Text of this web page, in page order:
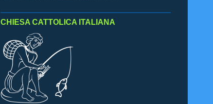
CHIESA CATTOLICA ITALIANA